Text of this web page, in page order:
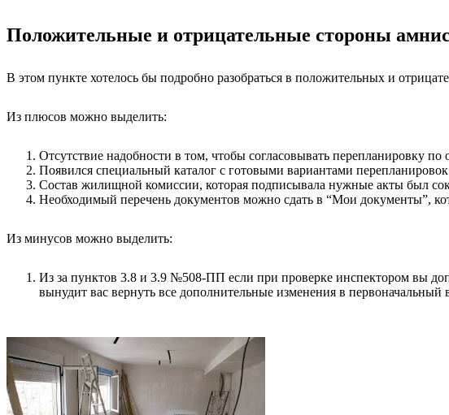
Положительные и отрицательные стороны
В этом пункте хотелось бы подробно разобраться в положительных и
Из плюсов можно выделить:
Отсутствие надобности в том, чтобы согласовывать перепланировку
Появился специальный каталог с готовыми вариантами
Состав жилищной комиссии, которая подписывала нужные акты был
Необходимый перечень документов можно сдать в “Мои документы”,
Из минусов можно выделить:
Из за пунктов 3.8 и 3.9 №508-ПП если при проверке инспектором вы
вынудит вас вернуть все дополнительные изменения в первоначальный